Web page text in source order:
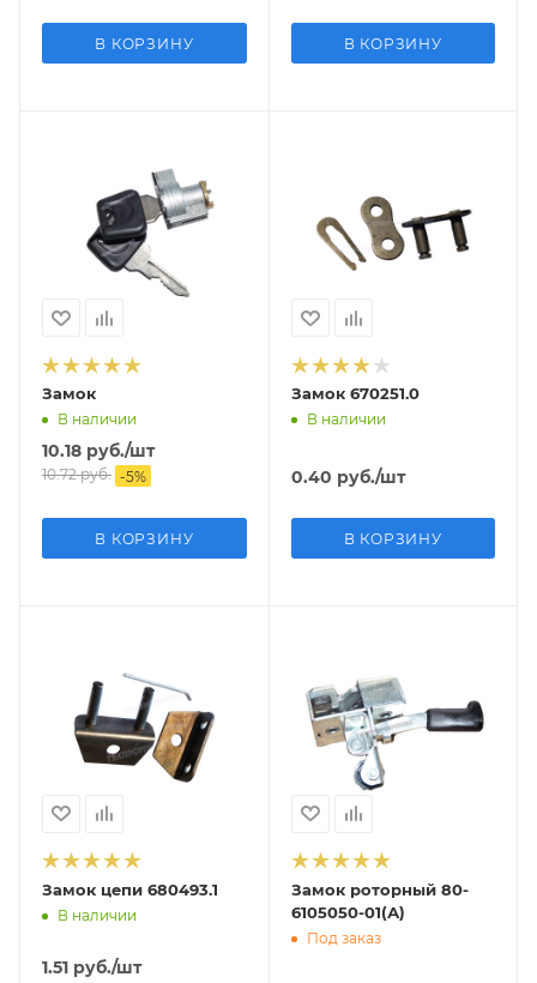
В КОРЗИНУ В КОРЗИНУ
Замок
В наличии
10.18 руб./шт
10.72руб. -5%
В КОРЗИНУ
Замок 670251.0
В наличии
0.40 руб./шт
В КОРЗИНУ
Замок цепи 680493.1
В наличии
1.51 руб./шт
Замок роторный 80-
6105050-01(А)
Под заказ